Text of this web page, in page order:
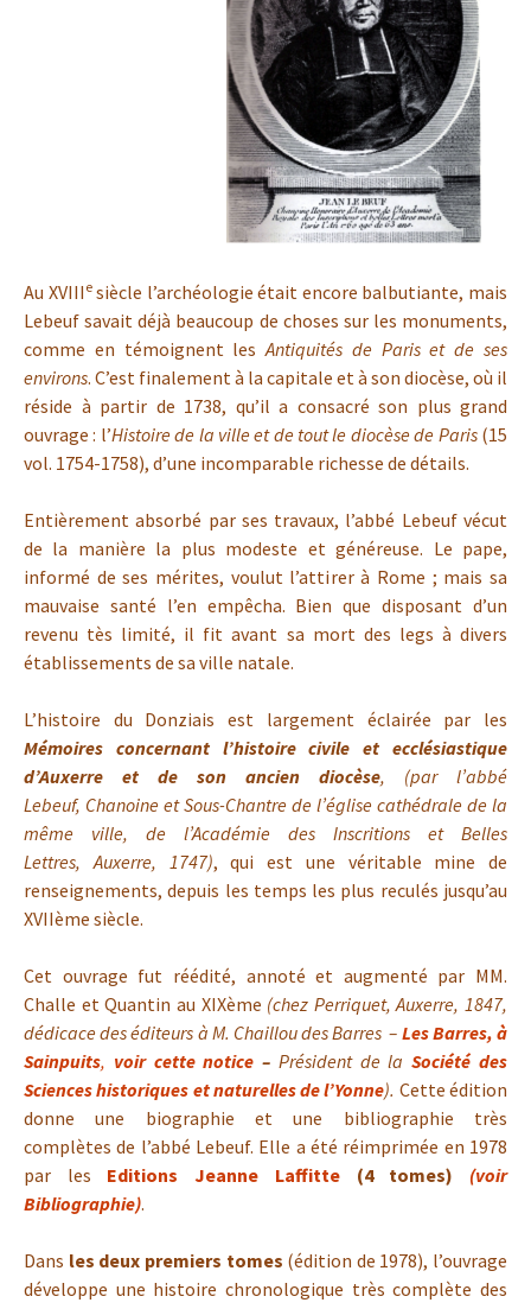
Au XVIII esiècle l’archéologie était encore balbutiante, mais
Lebeuf savait déjà beaucoup de choses sur les monuments,
comme en témoignent lesAntiquités de Paris et de ses
environs. C’est finalement à la capitale et à son diocèse, où il
réside à partir de 1738, qu’il a consacré son plus grand
ouvrage : l’Histoire de la ville et de tout le diocèse de Paris (15
vol. 1754-1758), d’une incomparable richesse de détails.
Entièrement absorbé par ses travaux, l’abbé Lebeuf vécut
de la manière la plus modeste et généreuse. Le pape,
informé de ses mérites, voulut l’attirer à Rome ; mais sa
mauvaise santé l’en empêcha. Bien que disposant d’un
revenu tès limité, il fit avant sa mort des legs à divers
établissements de sa ville natale.
L’histoire du Donziais est largement éclairée par les
Mémoires concernant l’histoire civile et ecclésiastique
d’Auxerre et de son ancien diocèse, (par l’abbé
Lebeuf, Chanoine et Sous-Chantre de l’église cathédrale de la
même ville, de l’Académie des Inscritions et Belles
Lettres, Auxerre, 1747), qui est une véritable mine de
renseignements, depuis les temps les plus reculés jusqu’au
XVIIème siècle.
Cet ouvrage fut réédité, annoté et augmenté par MM.
Challe et Quantin au XIXème (chez Perriquet, Auxerre, 1847,
dédicace des éditeurs à M. Chaillou des Barres – Les Barres, à
Sainpuits, voir cette notice – Président de laSociété des
Sciences historiques et naturelles de l’Yonne). Cette édition
donne une biographie et une bibliographie très
complètes de l’abbé Lebeuf. Elle a été réimprimée en 1978
par les Editions Jeanne Laffitte(4 tomes) (voir
Bibliographie).
Dans les deux premiers tomes (édition de 1978), l’ouvrage
développe une histoire chronologique très complète des